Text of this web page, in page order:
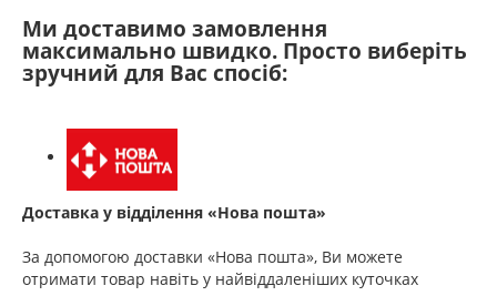
Ми доставимо замовлення
максимально швидко. Просто виберіть
зручний для Вас спосіб:
Доставка у відділення «Нова пошта»
За допомогою доставки «Нова пошта», Ви можете
отримати товар навіть у найвіддаленіших куточках